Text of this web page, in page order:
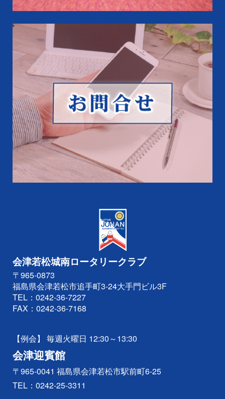
会津若松城南ロータリークラブ
〒965-0873
福島県会津若松市追手町3-24大手門ビル3F
TEL： 0242-36-7227
FAX：0242-36-7168
【例会】 毎週火曜日 12:30～13:30
会津迎賓館
〒965-0041 福島県会津若松市駅前町6-25
TEL： 0242-25-3311